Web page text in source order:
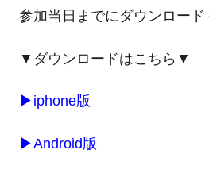
参加当日までにダウンロード
▼ダウンロードはこちら▼
▶ iphone版
▶Android版